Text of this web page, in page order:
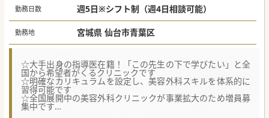
※美容外科経験者は前職の給与を考慮いたし
ます。
勤務日数 週5日※シフト制（週4日相談可能）
勤務地 宮城県 仙台市青葉区
☆大手出身の指導医在籍！「この先生の下で学びたい」と全
国から希望者がくるクリニックです
☆明確なカリキュラムを設定し、美容外科スキルを体系的に
習得可能です
☆全国展開中の美容外科クリニックが事業拡大のため増員募
集中です